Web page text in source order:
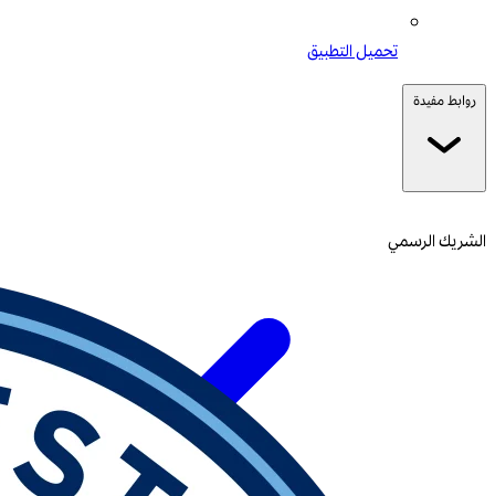
تحميل التطبيق
روابط مفيدة
الشريك الرسمي